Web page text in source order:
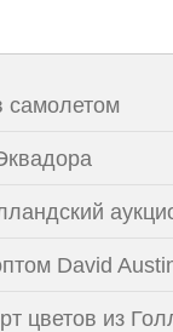
самолетом
David
цветов из